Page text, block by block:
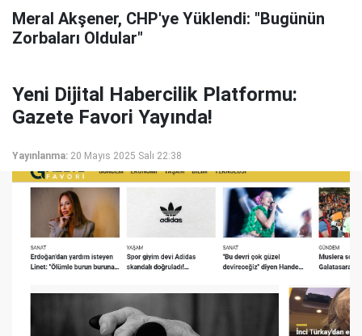
Meral Akşener, CHP'ye Yüklendi: "Bugünün
Zorbaları Oldular"
Yeni Dijital Habercilik Platformu:
Gazete Favori Yayında!
Yayınlanma: 20 Mayıs 2025 Salı 22:38